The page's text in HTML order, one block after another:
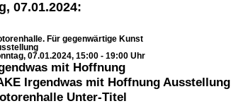
07.01.2024:
Für gegenwärtige Kunst
07.01.2024, 15:00 - 19:00 Uhr
mit Hoffnung
Irgendwas mit Hoffnung Ausstellung
Unter-Titel